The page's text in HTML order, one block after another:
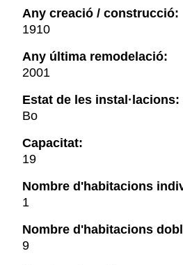
Any creació / construcció:
1910
Any última remodelació:
2001
Estat de les instal·lacions:
Bo
Capacitat:
19
Nombre d'habitacions
1
Nombre d'habitacions
9